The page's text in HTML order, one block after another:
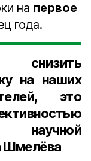
на первое
года.
на наших
это
Шмелёва